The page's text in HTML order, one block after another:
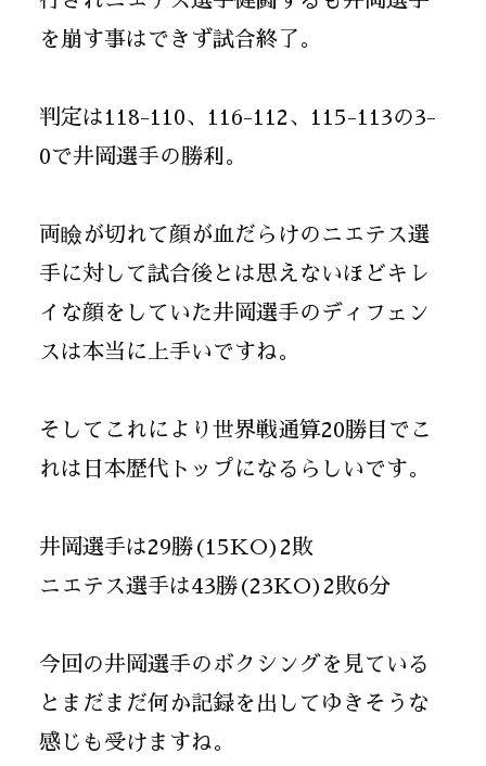
を崩す事はできず試合終了。
判定は118-110、116-112、115-113の3-
0で井岡選手の勝利。
両瞼が切れて顔が血だらけのニエテス選
手に対して試合後とは思えないほどキレ
イな顔をしていた井岡選手のディフェン
スは本当に上手いですね。
そしてこれにより世界戦通算20勝目でこ
れは日本歴代トップになるらしいです。
井岡選手は29勝(15KO)2敗
ニエテス選手は43勝(23KO)2敗6分
今回の井岡選手のボクシングを見ている
とまだまだ何か記録を出してゆきそうな
感じも受けますね。